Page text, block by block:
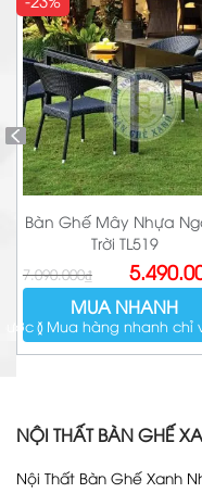
Bàn Ghế Mây Nhựa
Trời TL519
7.090.000₫
Giá
gốc
là:
7.090.000₫.
Giá
hiện
tại
5.490.000₫.
MUA NHANH
( Mua hàng nhanh chỉ
)
NỘI THẤT BÀN GHẾ
Nội Thất Bàn Ghế Xanh